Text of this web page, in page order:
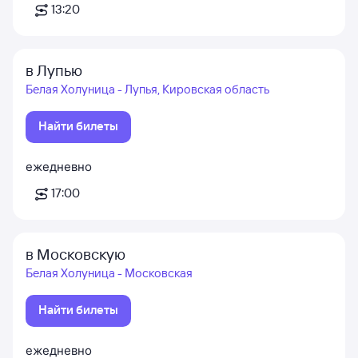
13:20
в Лупью
Белая Холуница - Лупья, Кировская область
Найти билеты
ежедневно
17:00
в Московскую
Белая Холуница - Московская
Найти билеты
ежедневно